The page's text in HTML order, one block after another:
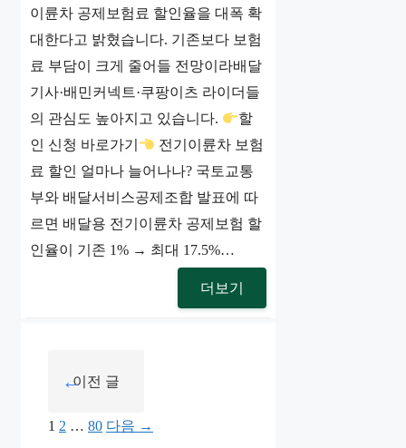
이륜차 공제보험료 할인율을 대폭 확
대한다고 밝혔습니다. 기존보다 보험
료 부담이 크게 줄어들 전망이라배달
기사·배민커넥트·쿠팡이츠 라이더들
의 관심도 높아지고 있습니다.
할
인 신청 바로가기
전기이륜차 보험
료 할인 얼마나 늘어나나? 국토교통
부와 배달서비스공제조합 발표에 따
르면 배달용 전기이륜차 공제보험 할
인율이 기존 1% → 최대 17.5%…
더보기
이전 글
페
1 페
2 … 페
80 다음 →